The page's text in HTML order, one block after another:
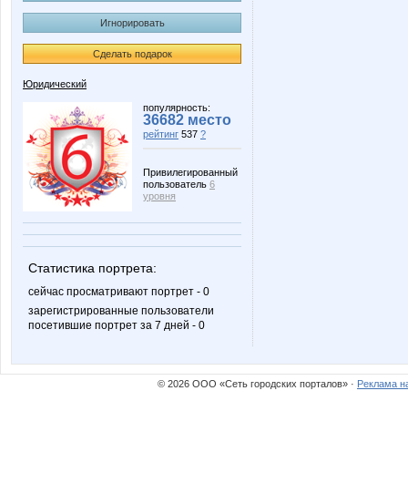
Игнорировать
Сделать подарок
Юридический
популярность:
36682 место
рейтинг 537 ?
Привилегированный
пользователь 6
уровня
Статистика портрета:
сейчас просматривают портрет - 0
зарегистрированные пользователи
посетившие портрет за 7 дней - 0
© 2026 ООО «Сеть городских порталов» · Реклама